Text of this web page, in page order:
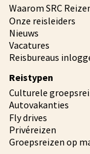
Waarom SRC
Onze reisleiders
Nieuws
Vacatures
Reisbureaus
Reistypen
Culturele
Autovakanties
Fly drives
Privéreizen
Groepsreizen op